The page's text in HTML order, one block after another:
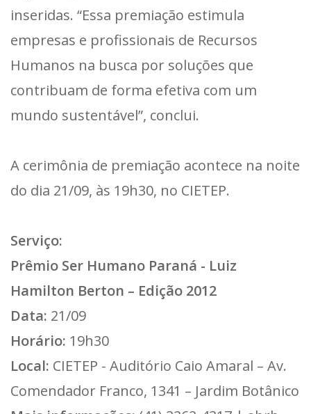
inseridas. “Essa premiação estimula
empresas e profissionais de Recursos
Humanos na busca por soluções que
contribuam de forma efetiva com um
mundo sustentável”, conclui.
A cerimônia de premiação acontece na noite
do dia 21/09, às 19h30, no CIETEP.
Serviço:
Prêmio Ser Humano Paraná - Luiz
Hamilton Berton – Edição 2012
Data: 21/09
Horário: 19h30
Local: CIETEP - Auditório Caio Amaral – Av.
Comendador Franco, 1341 – Jardim Botânico